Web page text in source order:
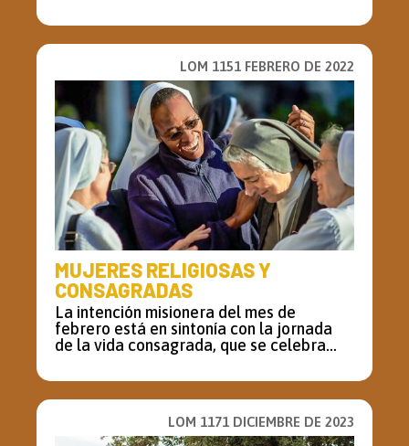
LOM 1151 FEBRERO DE 2022
MUJERES RELIGIOSAS Y
CONSAGRADAS
La intención misionera del mes de
febrero está en sintonía con la jornada
de la vida consagrada, que se celebra...
LOM 1171 DICIEMBRE DE 2023